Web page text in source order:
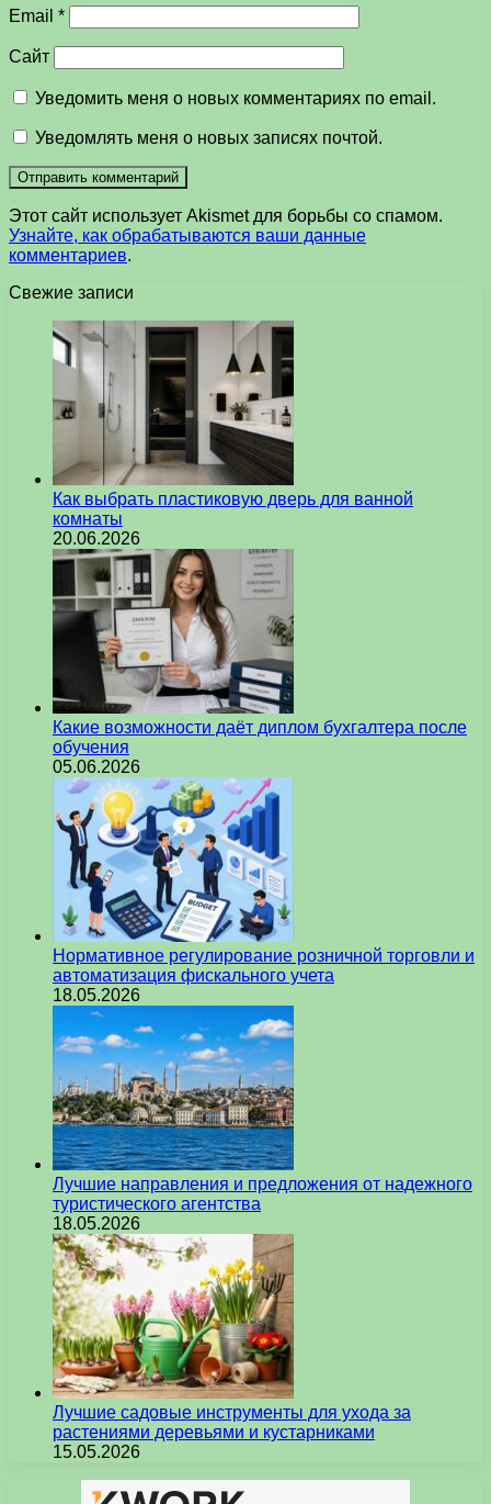
Email *
Сайт
Уведомить меня о новых комментариях по email.
Уведомлять меня о новых записях почтой.
Этот сайт использует Akismet для борьбы со спамом.
Узнайте, как обрабатываются ваши данные
комментариев.
Свежие записи
Как выбрать пластиковую дверь для ванной
комнаты
20.06.2026
Какие возможности даёт диплом бухгалтера после
обучения
05.06.2026
Нормативное регулирование розничной торговли и
автоматизация фискального учета
18.05.2026
Лучшие направления и предложения от надежного
туристического агентства
18.05.2026
Лучшие садовые инструменты для ухода за
растениями деревьями и кустарниками
15.05.2026